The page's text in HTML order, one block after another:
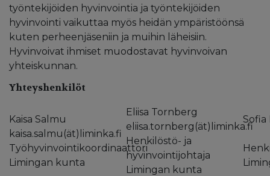
työntekijöiden hyvinvointia ja työntekijöiden
hyvinvointi vaikuttaa myös heidän ympäristöönsä
kuten perheenjäseniin ja muihin läheisiin.
Hyvinvoivat ihmiset muodostavat hyvinvoivan
yhteiskunnan.
Yhteyshenkilöt
Kaisa Salmu
kaisa.salmu(ät)liminka.fi
Työhyvinvointikoordinaattori
Limingan kunta
Eliisa Tornberg
eliisa.tornberg(ät)liminka.fi
Henkilöstö- ja
hyvinvointijohtaja
Limingan kunta